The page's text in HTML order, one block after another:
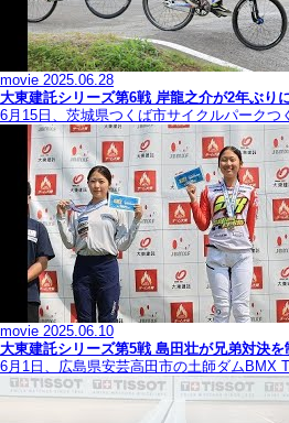
movie 2025.06.28
大東建託シリーズ第6戦 岸龍之介が2年ぶり
6月15日、茨城県つくば市サイクルパーク
movie 2025.06.10
大東建託シリーズ第5戦 島田壮が兄弟対決
6月1日、広島県安芸高田市の土師ダムBMX